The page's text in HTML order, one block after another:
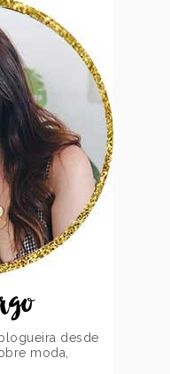
desde
moda,